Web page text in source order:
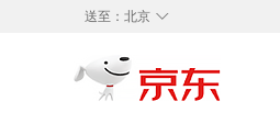
◇
送至： 北京